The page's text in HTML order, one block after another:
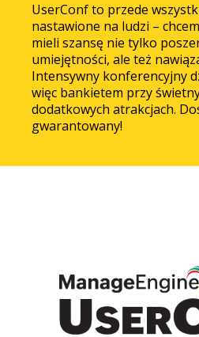
UserConfto przede
nastawione na ludzi –
mieli szansę nie tylko
umiejętności, ale też
Intensywny konferencyjny
więc bankietem przy
dodatkowych atrakcjach.
gwarantowany!